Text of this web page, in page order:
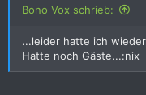
Bono Vox schrieb:
...leider hatte ich
Hatte noch Gäste...:nix